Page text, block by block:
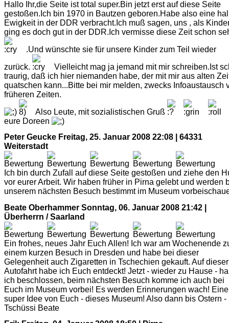
Hallo Ihr,die Seite ist total super.Bin jetzt erst auf diese Seite
gestoßen.Ich bin 1970 in Bautzen geboren.Habe also eine
Ewigkeit in der DDR verbracht.Ich muß sagen, uns , als
ging es doch gut in der DDR.Ich vermisse diese Zeit schon
.Und wünschte sie für unsere Kinder zum Teil wieder
zurück.
Vielleicht mag ja jemand mit mir schreiben.Ist
traurig, daß ich hier niemanden habe, der mit mir aus alten
quatschen kann...Bitte bei mir melden, zwecks Infoaustausch
früheren Zeiten.
Also Leute, mit sozialistischen Gruß
eure Doreen
Peter Geucke Freitag, 25. Januar 2008 22:08 | 64331
Weiterstadt
Ich bin durch Zufall auf diese Seite gestoßen und ziehe den
vor eurer Arbeit. Wir haben früher in Pirna gelebt und werden
unserem nächsten Besuch bestimmt im Museum
Beate Oberhammer Sonntag, 06. Januar 2008 21:42 |
Überherrn / Saarland
Ein frohes, neues Jahr Euch Allen! Ich war am Wochenende
einem kurzen Besuch in Dresden und habe bei dieser
Gelegenheit auch Zigaretten in Tschechien gekauft. Auf dieser
Autofahrt habe ich Euch entdeckt! Jetzt - wieder zu Hause -
ich beschlossen, beim nächsten Besuch komme ich auch bei
Euch im Museum vorbei! Es werden Erinnerungen wach! Eine
super Idee von Euch - dieses Museum! Also dann bis Ostern -
Tschüssi Beate